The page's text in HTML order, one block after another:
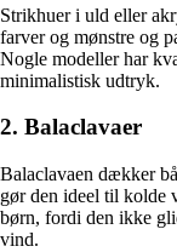
Strikhuer i uld eller
farver og mønstre og
Nogle modeller har
minimalistisk udtryk.
2. Balaclavaer
Balaclavaen dækker
gør den ideel til kolde
børn, fordi den ikke
vind.